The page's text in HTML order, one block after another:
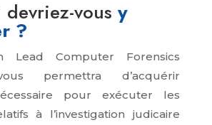
vous y
?
Lead Computer Forensics
permettra d’acquérir
pour exécuter les
à l’investigation judicaire